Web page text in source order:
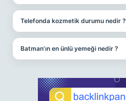
Telefonda kozmetik durumu nedir ?
Batman’ın en ünlü yemeği nedir ?